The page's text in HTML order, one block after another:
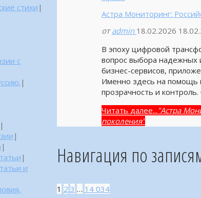
Астра Мониторинг:
от admin 18.02.2026
В эпоху цифровой
вопрос выбора надежных
бизнес-сервисов,
Именно здесь на помощь
прозрачность и
Читать далее... "Астра
поколения"
Навигация по
1 2 3 … 14 034
стихи |
с
|
|
|
|
|
и